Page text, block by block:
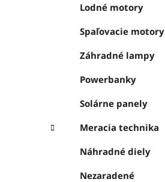
Lodné motory
Spaľovacie motory
Záhradné lampy
Powerbanky
Solárne panely
Meracia technika
Náhradné diely
Nezaradené